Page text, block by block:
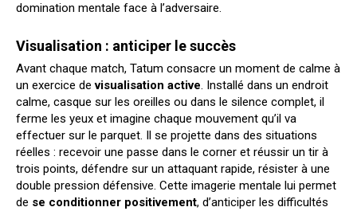
domination mentale face à l’adversaire.
Visualisation : anticiper le succès
Avant chaque match, Tatum consacre un moment de calme à
un exercice devisualisation active. Installé dans un endroit
calme, casque sur les oreilles ou dans le silence complet, il
ferme les yeux et imagine chaque mouvement qu’il va
effectuer sur le parquet. Il se projette dans des situations
réelles : recevoir une passe dans le corner et réussir un tir à
trois points, défendre sur un attaquant rapide, résister à une
double pression défensive. Cette imagerie mentale lui permet
de se conditionner positivement, d’anticiper les difficultés